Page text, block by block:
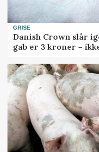
GRISE
Danish Crown slår
gab er 3 kroner –